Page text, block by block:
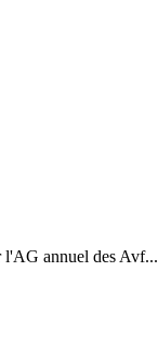
l'AG annuel des Avf...